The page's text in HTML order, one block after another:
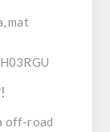
mat
off-road